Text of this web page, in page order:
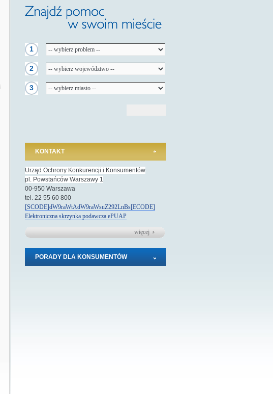
1
2
3
KONTAKT
Urząd Ochrony Konkurencji i Konsumentów
pl. Powstańców Warszawy 1
00-950 Warszawa
tel. 22 55 60 800
[SCODE]dW9raWtAdW9raWsuZ292LnBs[ECODE]
Elektroniczna skrzynka podawcza ePUAP
więcej
PORADY DLA KONSUMENTÓW